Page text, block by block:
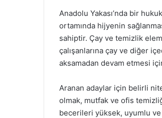
Anadolu Yakası’nda bir
ortamında hijyenin
sahiptir. Çay ve temizlik
çalışanlarına çay ve diğer
aksamadan devam etmesi
Aranan adaylar için belirli
olmak, mutfak ve ofis
becerileri yüksek, uyumlu